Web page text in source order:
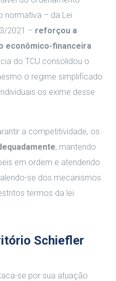
normativa – da Lei
2021 – reforçou a
econômico-financeira
do TCU consolidou o
o regime simplificado
os exime desse
a competitividade, os
, mantendo
em ordem e atendendo
se dos mecanismos
termos da lei.
Schiefler
se por sua atuação